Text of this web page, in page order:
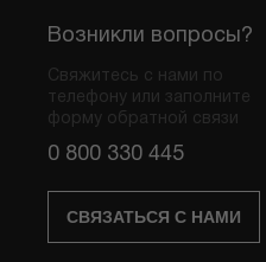
Возникли вопросы?
Свяжитесь с нами по
телефону или заполните
форму обратной связи
0 800 330 445
СВЯЗАТЬСЯ С НАМИ